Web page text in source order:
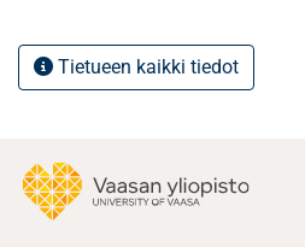
Tietueen kaikki tiedot